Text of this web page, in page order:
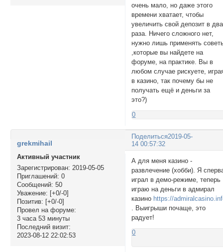
очень мало, но даже этого
времени хватает, чтобы
увеличить свой депозит в два
раза. Ничего сложного нет,
нужно лишь применять
,которые вы найдете на
форуме, на практике. Вы в
любом случае рискуете,
в казино, так почему бы не
получать ещё и деньги за
это?)
0
Поделиться2019-05-
14 00:57:32
grekmihail
Активный участник
Зарегистрирован: 2019-05-05
Приглашений: 0
Сообщений: 50
Уважение: [+0/-0]
Позитив: [+0/-0]
Провел на форуме:
3 часа 53 минуты
Последний визит:
2023-08-12 22:02:53
А для меня казино -
развлечение (хобби). Я
играл в демо-режиме, теперь
играю на деньги в адмирал
казино https://
. Выигрыши почаще, это
радует!
0